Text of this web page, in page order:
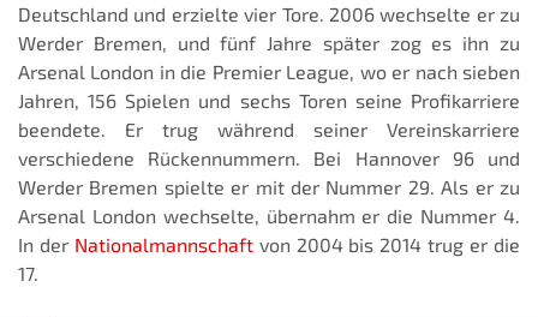
Deutschland und erzielte vier Tore. 2006 wechselte er zu
Werder Bremen, und fünf Jahre später zog es ihn zu
Arsenal London in die Premier League, wo er nach sieben
Jahren, 156 Spielen und sechs Toren seine Profikarriere
beendete. Er trug während seiner Vereinskarriere
verschiedene Rückennummern. Bei Hannover 96 und
Werder Bremen spielte er mit der Nummer 29. Als er zu
Arsenal London wechselte, übernahm er die Nummer 4.
In der Nationalmannschaftvon 2004 bis 2014 trug er die
17.